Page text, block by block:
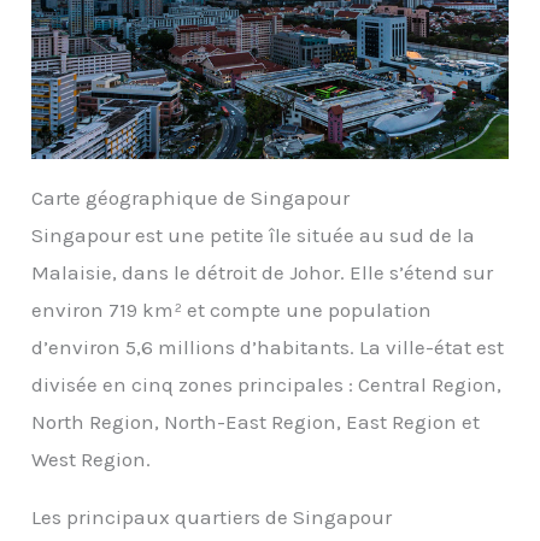
Carte géographique de Singapour
Singapour est une petite île située au sud de la
Malaisie, dans le détroit de Johor. Elle s’étend sur
environ 719 km² et compte une population
d’environ 5,6 millions d’habitants. La ville-état est
divisée en cinq zones principales : Central Region,
North Region, North-East Region, East Region et
West Region.
Les principaux quartiers de Singapour